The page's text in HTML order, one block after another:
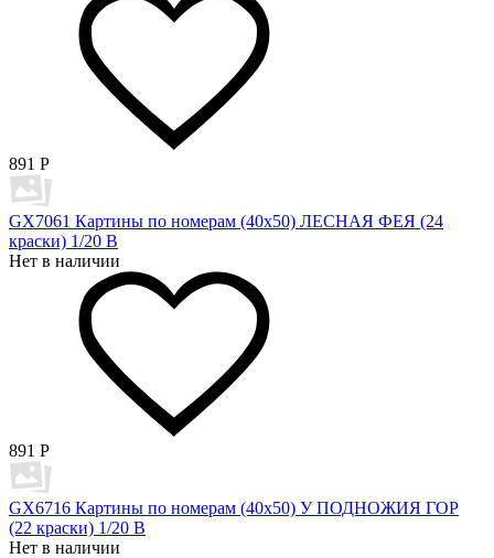
891 Р
GX7061 Картины по номерам (40х50) ЛЕСНАЯ ФЕЯ (24
краски) 1/20 В
Нет в наличии
891 Р
GX6716 Картины по номерам (40х50) У ПОДНОЖИЯ ГОР
(22 краски) 1/20 В
Нет в наличии